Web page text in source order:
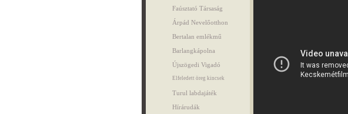
Faúsztató Társaság
Árpád Nevelőotthon
Bertalan emlékmű
Barlangkápolna
Újszögedi Vigadó
Elfeledett öreg kincsek
Turul labdajáték
Hírárudák